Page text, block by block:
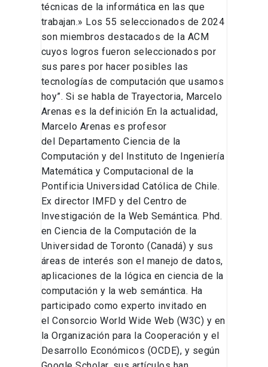
técnicas de la informática en las que
trabajan.» Los 55 seleccionados de 2024
son miembros destacados de la ACM
cuyos logros fueron seleccionados por
sus pares por hacer posibles las
tecnologías de computación que usamos
hoy”. Si se habla de Trayectoria, Marcelo
Arenas es la definición En la actualidad,
Marcelo Arenas es profesor
del Departamento Ciencia de la
Computación y del Instituto de Ingeniería
Matemática y Computacional de la
Pontificia Universidad Católica de Chile.
Ex director IMFD y del Centro de
Investigación de la Web Semántica. Phd.
en Ciencia de la Computación de la
Universidad de Toronto (Canadá) y sus
áreas de interés son el manejo de datos,
aplicaciones de la lógica en ciencia de la
computación y la web semántica. Ha
participado como experto invitado en
el Consorcio World Wide Web (W3C) y en
la Organización para la Cooperación y el
Desarrollo Económicos (OCDE), y según